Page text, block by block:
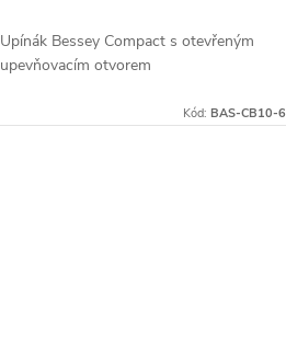
Upínák Bessey Compact s otevřeným
upevňovacím otvorem
Kód: BAS-CB10-6